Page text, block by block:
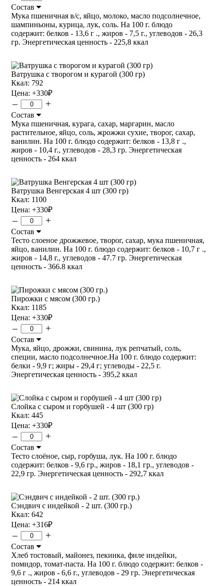
Состав
Мука пшеничная в/с, яйцо, молоко, масло подсолнечное,
шампиньоны, курица, лук, соль. На 100 г. блюдо
содержит: белков - 13,6 г ., жиров - 7,5 г., углеводов - 26,3
гр. Энергетическая ценность - 225,8 ккал
Ватрушка с творогом и курагой (300 гр)
Ккал: 792
Цена: +330₽
– +
Состав
Мука пшеничная, курага, сахар, маргарин, масло
растительное, яйцо, соль, жрожжи сухие, творог, сахар,
ванилин. На 100 г. блюдо содержит: белков - 13,8 г .,
жиров - 10,4 г., углеводов - 28,3 гр. Энергетическая
ценность - 264 ккал
Ватрушка Венгерская 4 шт (300 гр)
Ккал: 1100
Цена: +330₽
– +
Состав
Тесто слоеное дрожжевое, творог, сахар, мука пшеничная,
яйцо, ванилин. На 100 г. блюдо содержит: белков - 10,7 г .,
жиров - 14,8 г., углеводов - 47.7 гр. Энергетическая
ценность - 366.8 ккал
Пирожки с мясом (300 гр.)
Ккал: 1185
Цена: +330₽
– +
Состав
Мука, яйцо, дрожжи, свинина, лук репчатый, соль,
специи, масло подсолнечное.На 100 г. блюдо содержит:
белки - 9,9 г; жиры - 29,4 г; углеводы - 22,5 г.
Энергетическая ценность - 395,2 ккал
Слойка с сыром и горбушей - 4 шт (300 гр)
Ккал: 445
Цена: +330₽
– +
Состав
Тесто слоёное, сыр, горбуша, лук. На 100 г. блюдо
содержит: белков - 9,6 гр., жиров - 18,1 гр., углеводов -
22,9 гр. Энергетическая ценность - 292,7 ккал
Сэндвич с индейкой - 2 шт. (300 гр.)
Ккал: 642
Цена: +316₽
– +
Состав
Хлеб тостовый, майонез, пекинка, филе индейки,
помидор, томат-паста. На 100 г. блюдо содержит: белков -
9,6 г ., жиров - 6,6 г., углеводов - 29 гр. Энергетическая
ценность - 214 ккал